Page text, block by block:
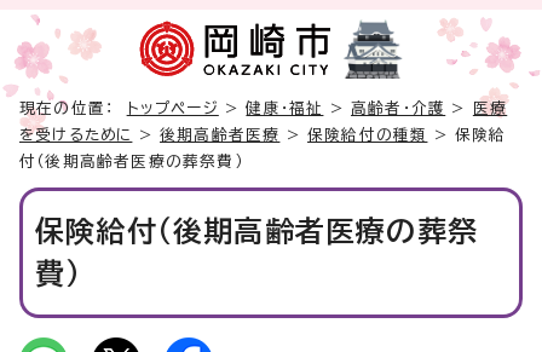
現在の位置： トップページ >健康・福祉 > 高齢者・介護 >
医療
を受けるために
>後期高齢者医療 >保険給付の種類
> 保険給
付（後期高齢者医療の葬祭費）
保険給付（後期高齢者医療の葬祭
費）